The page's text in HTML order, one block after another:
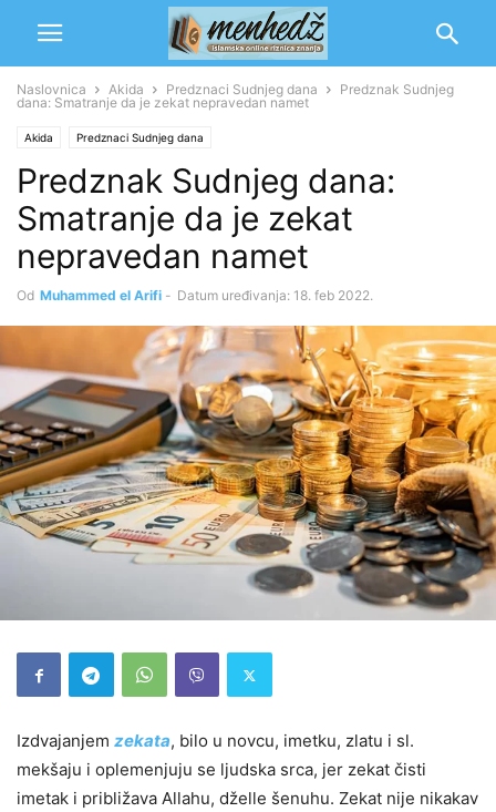
Naslovnica Akida Predznaci Sudnjeg dana
Predznak Sudnjeg
dana: Smatranje da je zekat nepravedan namet
Akida Predznaci Sudnjeg dana
Predznak Sudnjeg dana:
Smatranje da je zekat
nepravedan namet
Od Muhammed el Arifi - Datum uređivanja: 18. feb 2022.
Izdvajanjem zekata, bilo u novcu, imetku, zlatu i sl.
mekšaju i oplemenjuju se ljudska srca, jer zekat čisti
imetak i približava Allahu, dželle šenuhu. Zekat nije nikakav